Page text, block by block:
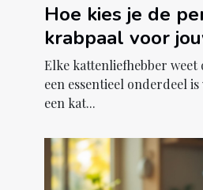
Hoe kies je de
krabpaal voor
Elke kattenliefhebber weet
een essentieel onderdeel
een kat...